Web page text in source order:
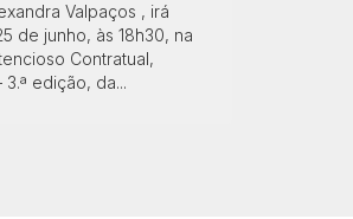
Valpaços , irá
de junho, às 18h30, na
Contratual,
edição, da...